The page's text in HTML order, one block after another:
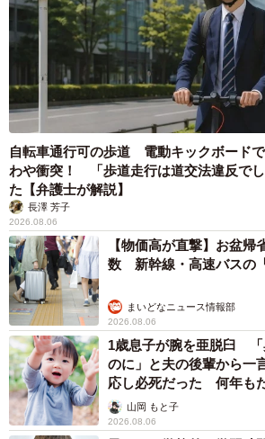
自転車通行可の歩道 電動キックボード
わや衝突！ 「歩道走行は道交法違反で
た【弁護士が解説】
長澤 芳子
2026.08.06
【物価高が直撃】お盆
数 新幹線・高速バスの
まいどなニュース情報部
2026.08.06
1歳息子が腕を亜脱臼 「
のに」と夫の後輩から
応し必死だった 何年も
出し…山岡 もと子
2026.08.06